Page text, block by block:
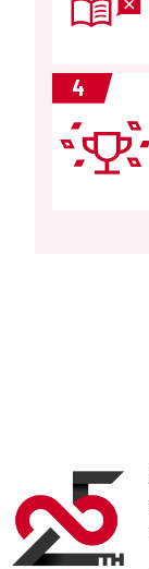
4